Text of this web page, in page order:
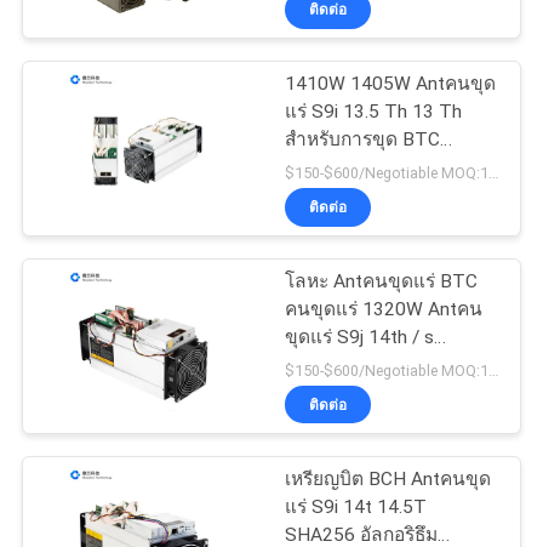
กับ
ตอน
ติดต่อ
Antคนขุดแร่ BTC คน
ขุดแร่
45
Whatsคนขุดแร่
เหรียญบิต คนขุดแร่
28
ติดต่อ
1410W 1405W Antคนขุด
แร่ S9i 13.5 Th 13 Th
สำหรับการขุด BTC
เหรียญบิต
ติดต่อ
โลหะ Antคนขุดแร่ BTC
คนขุดแร่ 1320W Antคน
ขุดแร่ S9j 14th / s
350x135x158mm
ติดต่อ
เหรียญบิต BCH Antคนขุด
แร่ S9i 14t 14.5T
SHA256 อัลกอริธึม